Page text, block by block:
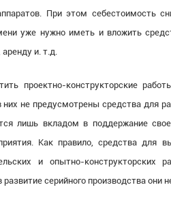
При этом себестоимость
уже нужно иметь и вложить
и. т.д.
проектно-конструкторские
не предусмотрены средства для
лишь вкладом в поддержание
Как правило, средства для
и опытно-
серийного производства они